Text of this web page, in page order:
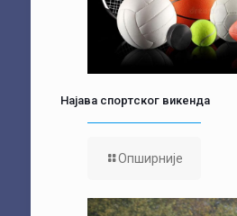
Најава спортског викенда
Опширније